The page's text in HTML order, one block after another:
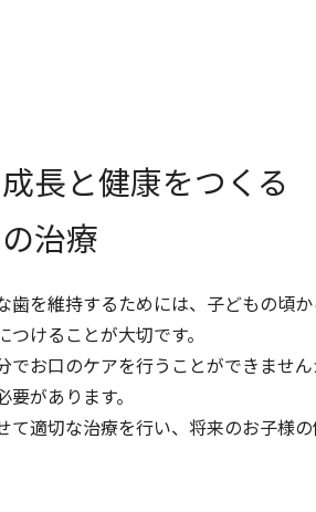
長と健康をつくる
治療
歯を維持するためには、子どもの頃
つけることが大切です。
でお口のケアを行うことができませ
があります。
て適切な治療を行い、将来のお子様の
徒歩2分
目駅」から徒歩4分
18:30